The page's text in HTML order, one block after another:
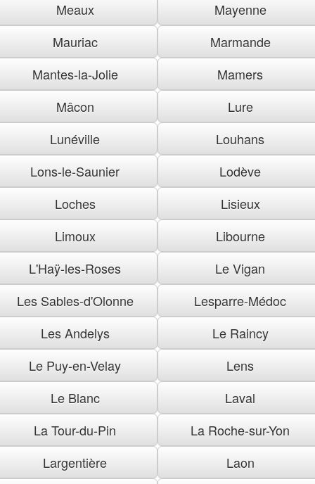
Meaux
Mayenne
Mauriac
Marmande
Mantes-la-Jolie
Mamers
Mâcon
Lure
Lunéville
Louhans
Lons-le-Saunier
Lodève
Loches
Lisieux
Limoux
Libourne
L'Haÿ-les-Roses
Le Vigan
Les Sables-d'Olonne
Lesparre-Médoc
Les Andelys
Le Raincy
Le Puy-en-Velay
Lens
Le Blanc
Laval
La Tour-du-Pin
La Roche-sur-Yon
Largentière
Laon